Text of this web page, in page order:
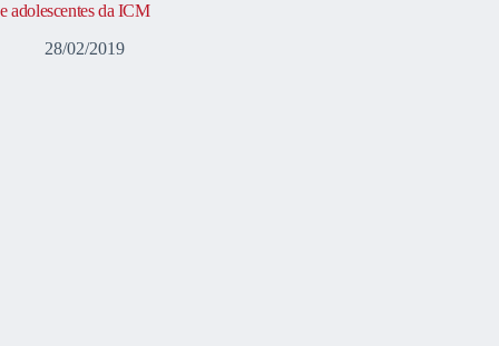
e adolescentes da ICM
28/02/2019